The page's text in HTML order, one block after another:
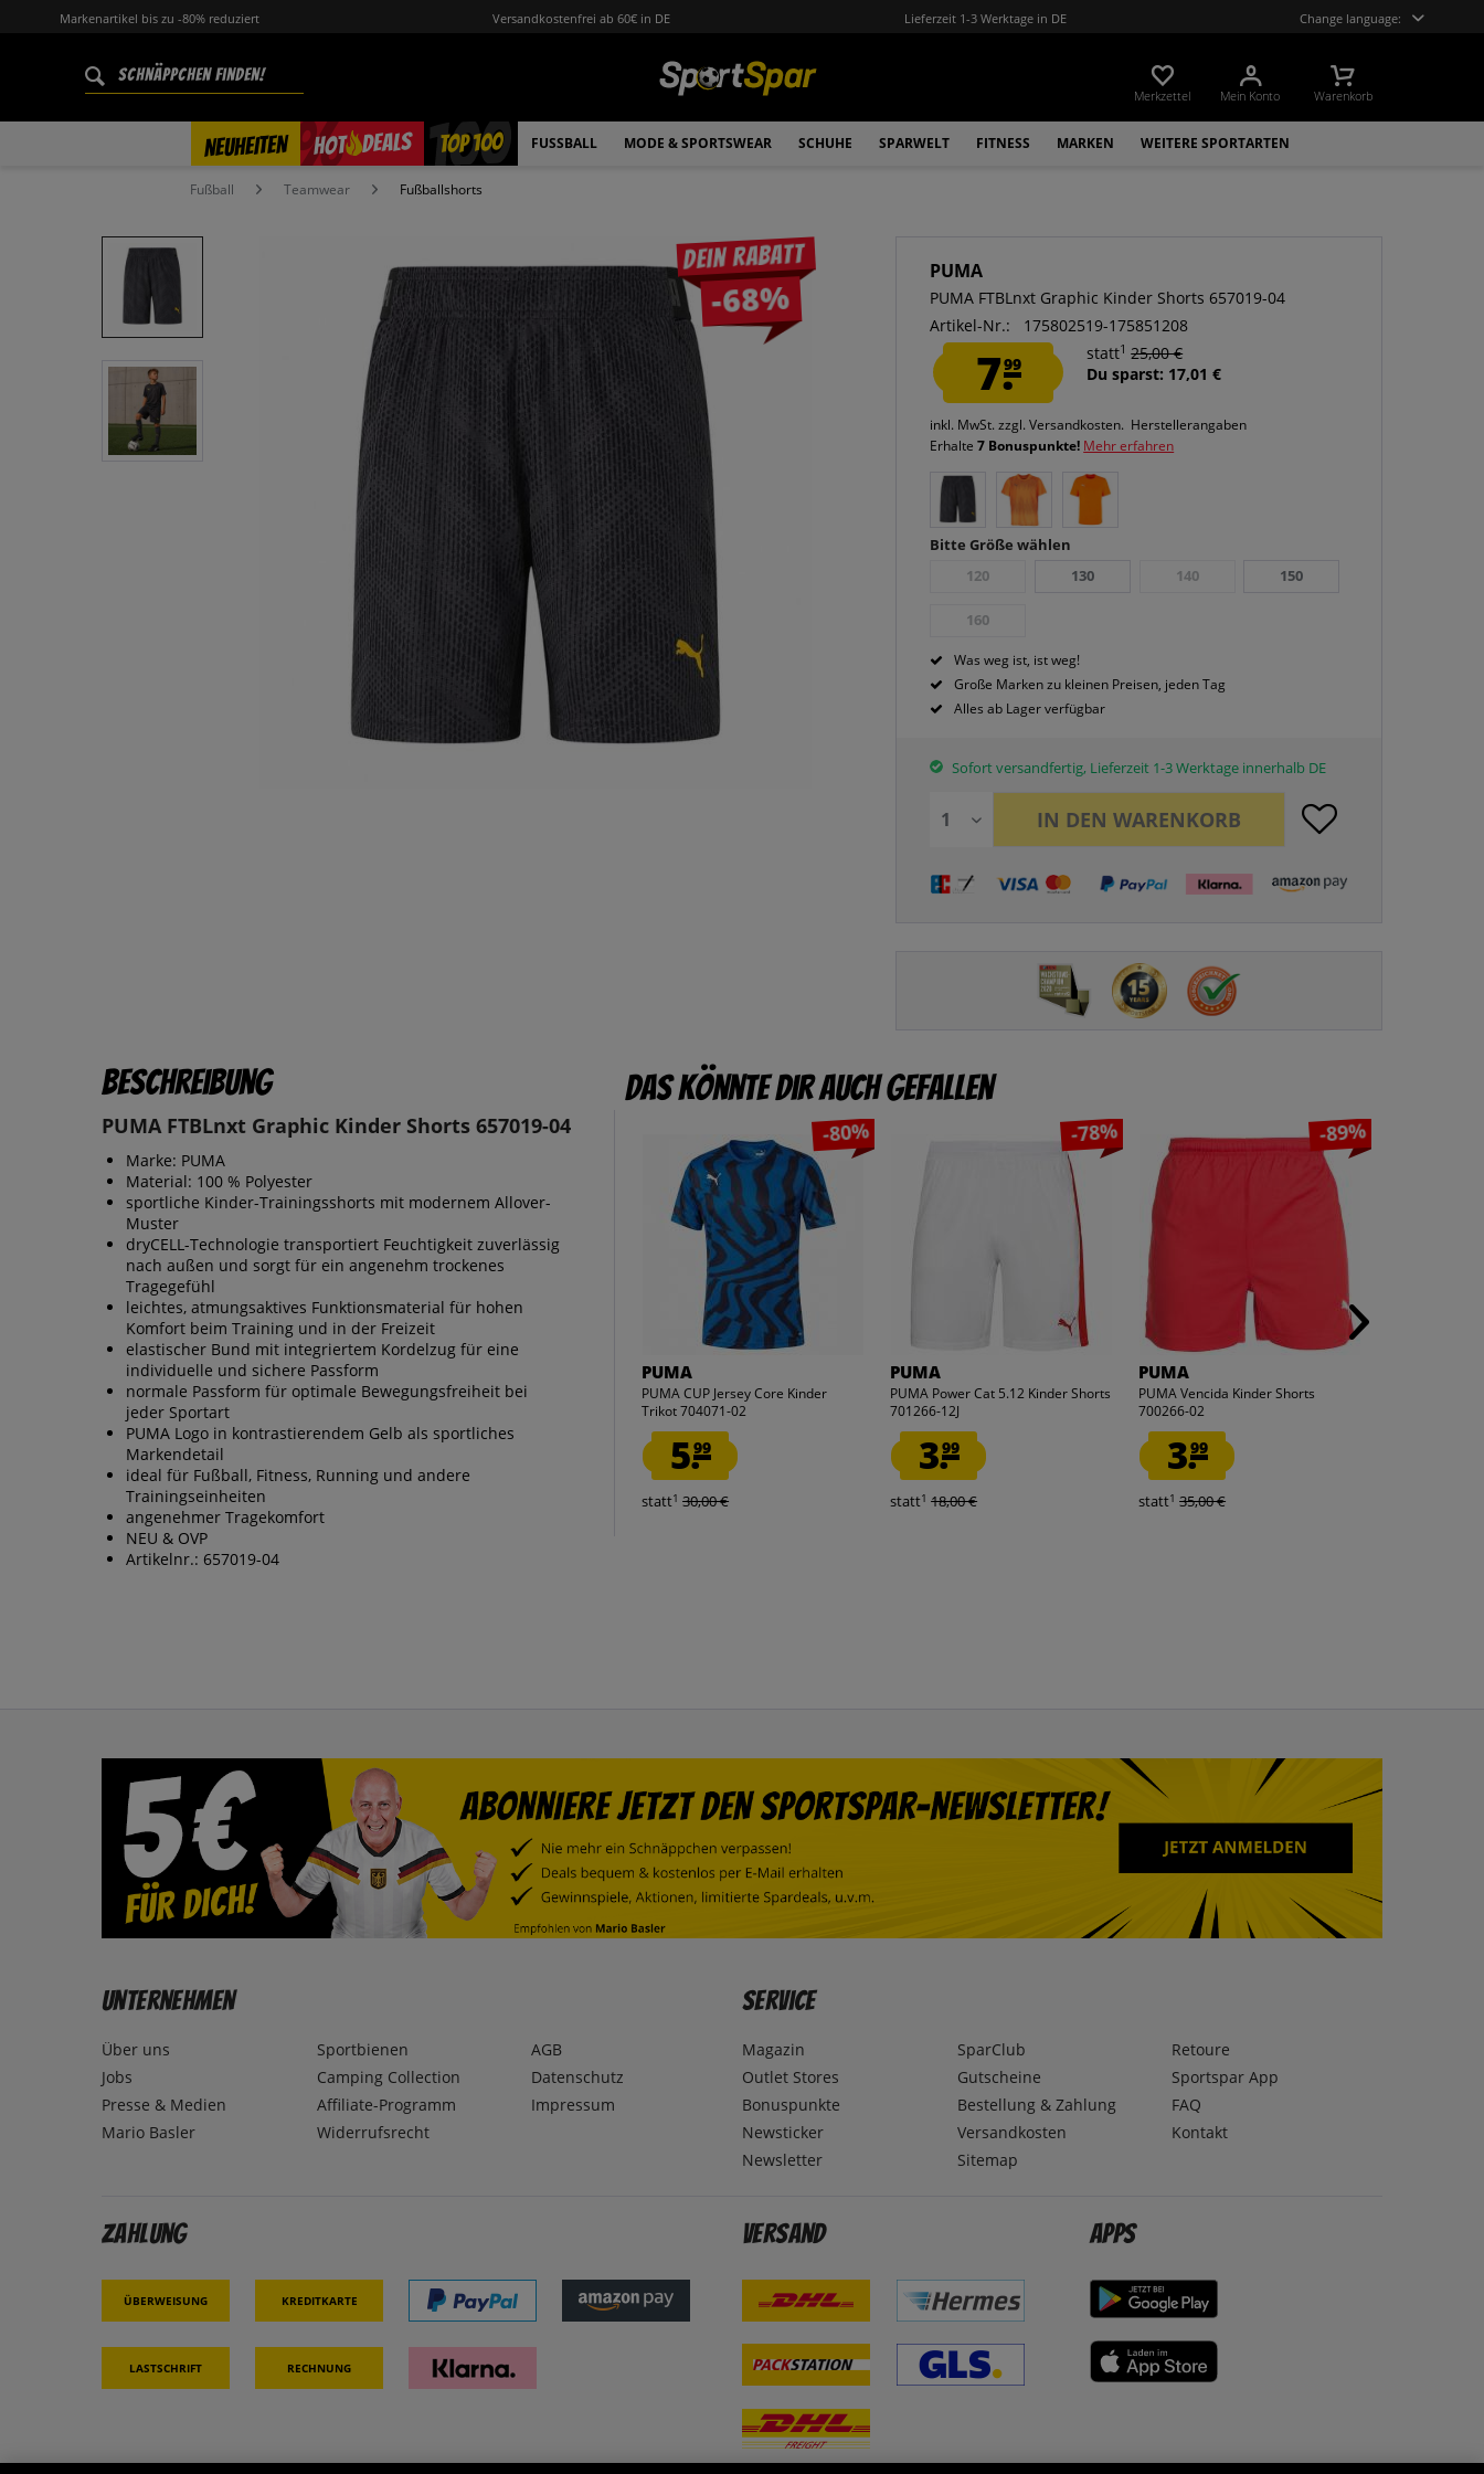
Markenartikel bis zu -80% reduziert Versandkostenfrei ab 60€ in DE Lieferzeit 1-3 Werktage in DE Change language:
Merkzettel Mein Konto Warenkorb
NEUHEITEN HOT DEALS
% TOP 100 FUSSBALL MODE & SPORTSWEAR SCHUHE SPARWELT FITNESS MARKEN WEITERE SPORTARTEN
Fußball Teamwear Fußballshorts
Dein Rabatt
-68%
PUMA
PUMA FTBLnxt Graphic Kinder Shorts 657019-04
Artikel-Nr.:
175802519-175851208
7.99
statt1 25,00 €
Du sparst: 17,01 €
inkl. MwSt.zzgl. Versandkosten. Herstellerangaben
Erhalte7 Bonuspunkte! Mehr erfahren
Bitte Größe wählen
120
130 140 150
160
Was weg ist, ist weg!
Große Marken zu kleinen Preisen, jeden Tag
Alles ab Lager verfügbar
Sofort versandfertig, Lieferzeit 1-3 Werktage innerhalb DE
IN DEN WARENKORB
Beschreibung
PUMA FTBLnxt Graphic Kinder Shorts 657019-04
Marke: PUMA
Material: 100 % Polyester
sportliche Kinder-Trainingsshorts mit modernem Allover-
Muster
dryCELL-Technologie transportiert Feuchtigkeit zuverlässig
nach außen und sorgt für ein angenehm trockenes
Tragegefühl
leichtes, atmungsaktives Funktionsmaterial für hohen
Komfort beim Training und in der Freizeit
elastischer Bund mit integriertem Kordelzug für eine
individuelle und sichere Passform
normale Passform für optimale Bewegungsfreiheit bei
jeder Sportart
PUMA Logo in kontrastierendem Gelb als sportliches
Markendetail
ideal für Fußball, Fitness, Running und andere
Trainingseinheiten
angenehmer Tragekomfort
NEU & OVP
Artikelnr.: 657019-04
Das könnte dir auch gefallen
-80%
PUMA
PUMA CUP Jersey Core Kinder
Trikot 704071-02
5.99
statt1 30,00 €
-78%
PUMA
PUMA Power Cat 5.12 Kinder Shorts
701266-12J
3.99
statt1 18,00 €
-89%
PUMA
PUMA Vencida Kinder Shorts
700266-02
3.99
statt1 35,00 €
Unternehmen
Über uns
Jobs
Presse & Medien
Mario Basler
Sportbienen
Camping Collection
Affiliate-Programm
Widerrufsrecht
AGB
Datenschutz
Impressum
Service
Magazin
Outlet Stores
Bonuspunkte
Newsticker
Newsletter
SparClub
Gutscheine
Bestellung & Zahlung
Versandkosten
Sitemap
Retoure
Sportspar App
FAQ
Kontakt
Zahlung
Überweisung Kreditkarte
Lastschrift Rechnung
Versand Apps